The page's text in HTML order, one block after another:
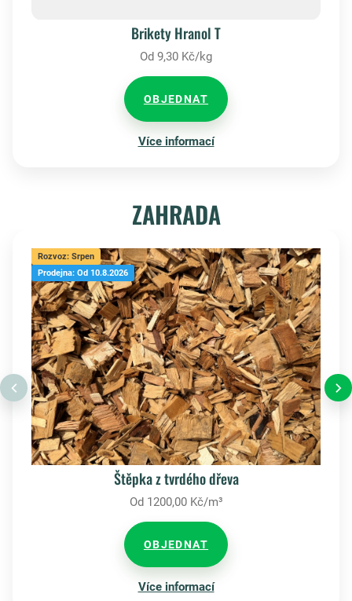
Brikety Hranol T
Od 9,30 Kč/kg
OBJEDNAT
Více informací
ZAHRADA
Rozvoz: Srpen
Prodejna: Od 10.8.2026
Štěpka z tvrdého dřeva
Od 1200,00 Kč/m³
OBJEDNAT
Více informací